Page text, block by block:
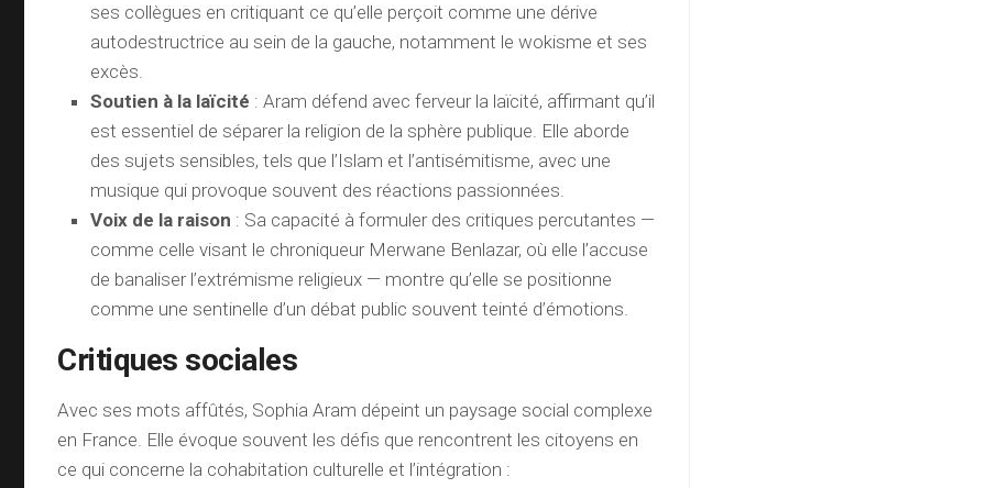
ses collègues en critiquant ce qu’elle perçoit comme une dérive
autodestructrice au sein de la gauche, notamment le wokisme et ses
excès.
Soutien à la laïcité : Aram défend avec ferveur la laïcité, affirmant qu’il
est essentiel de séparer la religion de la sphère publique. Elle aborde
des sujets sensibles, tels que l’Islam et l’antisémitisme, avec une
musique qui provoque souvent des réactions passionnées.
Voix de la raison : Sa capacité à formuler des critiques percutantes —
comme celle visant le chroniqueur Merwane Benlazar, où elle l’accuse
de banaliser l’extrémisme religieux — montre qu’elle se positionne
comme une sentinelle d’un débat public souvent teinté d’émotions.
Critiques sociales
Avec ses mots affûtés, Sophia Aram dépeint un paysage social complexe
en France. Elle évoque souvent les défis que rencontrent les citoyens en
ce qui concerne la cohabitation culturelle et l’intégration :